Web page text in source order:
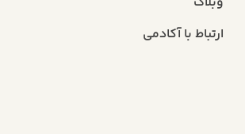
ارتباط با آکادمی